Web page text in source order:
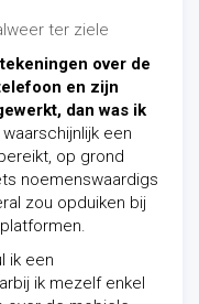
ter ziele
over de
en zijn
dan was ik
waarschijnlijk een
op grond
noemenswaardigs
zou opduiken bij
ik een
ik mezelf enkel